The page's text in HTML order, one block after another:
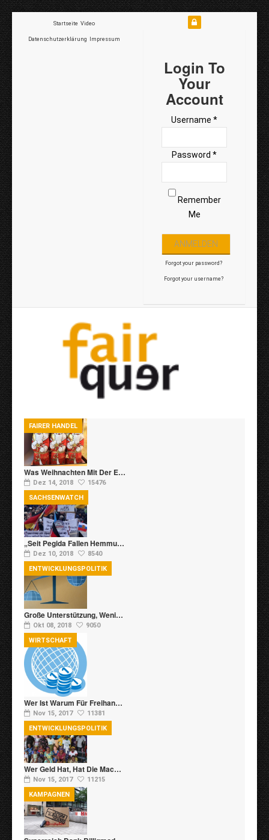
Startseite Video
Datenschutzerklärung Impressum
Login To
Your
Account
Username *
Password *
Remember
Me
Forgot your password?
Forgot your username?
Was Weihnachten Mit Der E…
Dez 14, 2018 15476
FAIRER HANDEL
„Seit Pegida Fallen Hemmu…
Dez 10, 2018 8540
SACHSENWATCH
Große Unterstützung, Weni…
Okt 08, 2018 9050
ENTWICKLUNGSPOLITIK
Wer Ist Warum Für Freihan…
Nov 15, 2017 11381
WIRTSCHAFT
Wer Geld Hat, Hat Die Mac…
Nov 15, 2017 11215
ENTWICKLUNGSPOLITIK
KAMPAGNEN